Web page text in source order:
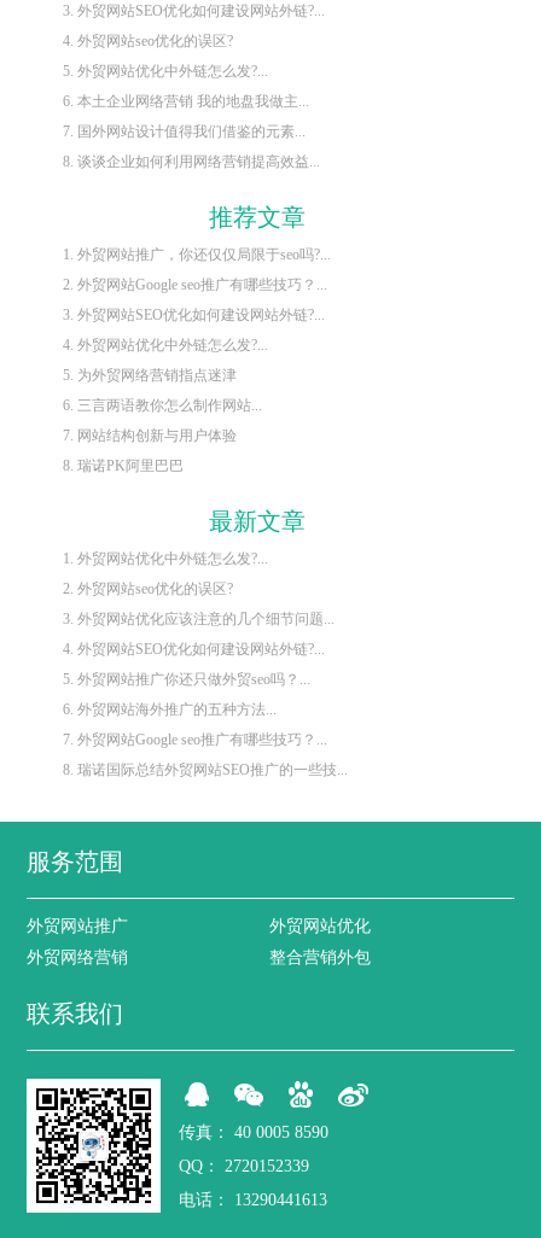
3. 外贸网站SEO优化如何建设网站外链?...
4. 外贸网站seo优化的误区?
5. 外贸网站优化中外链怎么发?...
6. 本土企业网络营销 我的地盘我做主...
7. 国外网站设计值得我们借鉴的元素...
8. 谈谈企业如何利用网络营销提高效益...
推荐文章
1. 外贸网站推广，你还仅仅局限于seo吗?...
2. 外贸网站Google seo推广有哪些技巧？...
3. 外贸网站SEO优化如何建设网站外链?...
4. 外贸网站优化中外链怎么发?...
5. 为外贸网络营销指点迷津
6. 三言两语教你怎么制作网站...
7. 网站结构创新与用户体验
8. 瑞诺PK阿里巴巴
最新文章
1. 外贸网站优化中外链怎么发?...
2. 外贸网站seo优化的误区?
3. 外贸网站优化应该注意的几个细节问题...
4. 外贸网站SEO优化如何建设网站外链?...
5. 外贸网站推广你还只做外贸seo吗？...
6. 外贸网站海外推广的五种方法...
7. 外贸网站Google seo推广有哪些技巧？...
8. 瑞诺国际总结外贸网站SEO推广的一些技...
服务范围
外贸网站推广
外贸网站优化
外贸网络营销
整合营销外包
联系我们
传真：
40 0005 8590
QQ：
2720152339
电话：
13290441613